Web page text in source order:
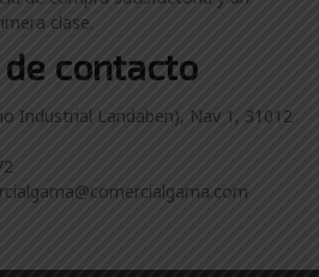
clase.
contacto
Industrial Landaben), Nav 1, 31012